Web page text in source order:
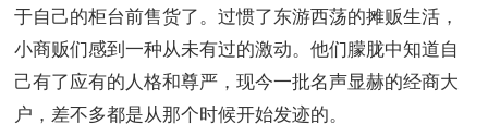
于自己的柜台前售货了。过惯了东游西荡的摊贩生活，
小商贩们感到一种从未有过的激动。他们朦胧中知道自
己有了应有的人格和尊严，现今一批名声显赫的经商大
户，差不多都是从那个时候开始发迹的。